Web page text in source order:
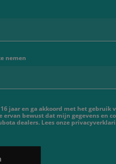
nemen
jaar en ga akkoord met het gebruik
ervan bewust dat mijn gegevens en
dealers. Lees onze